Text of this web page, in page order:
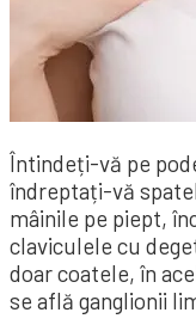
Întindeți-vă pe
îndreptați-vă
mâinile pe piept,
claviculele cu
doar coatele, în
se află ganglionii